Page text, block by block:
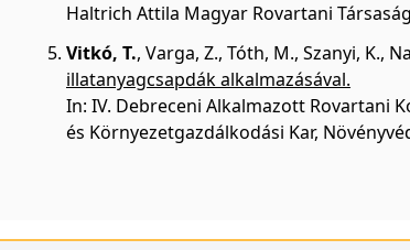
Haltrich Attila Magyar Rovartani
Vitkó, T., Varga, Z., Tóth, M., Szanyi, K.,
illatanyagcsapdák alkalmazásával.
In: IV. Debreceni Alkalmazott Rovartani
és Környezetgazdálkodási Kar,